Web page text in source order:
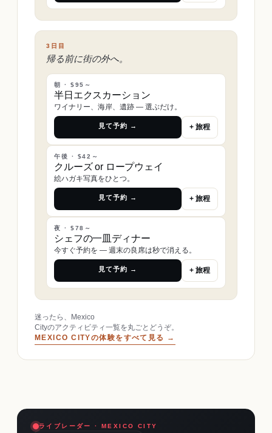
3日目
帰る前に街の外へ。
朝 · $95～
半日エクスカーション
ワイナリー、海岸、遺跡 ― 選ぶだけ。
見て予約 → + 旅程
午後 · $42～
クルーズ or ロープウェイ
絵ハガキ写真をひとつ。
見て予約 → + 旅程
夜 · $78～
シェフの一皿ディナー
今すぐ予約を ― 週末の良席は秒で消える。
見て予約 → + 旅程
迷ったら、Mexico
Cityのアクティビティ一覧を丸ごとどうぞ。
MEXICO CITYの体験をすべて見る →
ライブレーダー · MEXICO CITY